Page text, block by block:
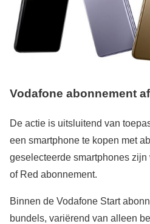
Vodafone abonnement
De actie is uitsluitend van
een smartphone te kopen met
geselecteerde smartphones
of Red abonnement.
Binnen de Vodafone Start
bundels, variërend van alleen